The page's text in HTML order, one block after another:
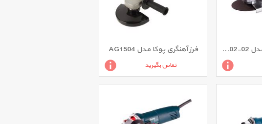
فرز آهنگری پوکا مدل AG1504
تماس بگیرید
فرز سنگ بری پوکا مدل G1802-02